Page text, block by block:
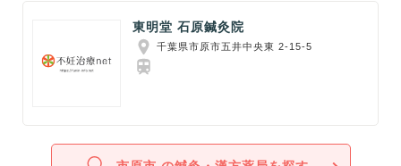
東明堂 石原鍼灸院
千葉県市原市五井中央東 2-15-5